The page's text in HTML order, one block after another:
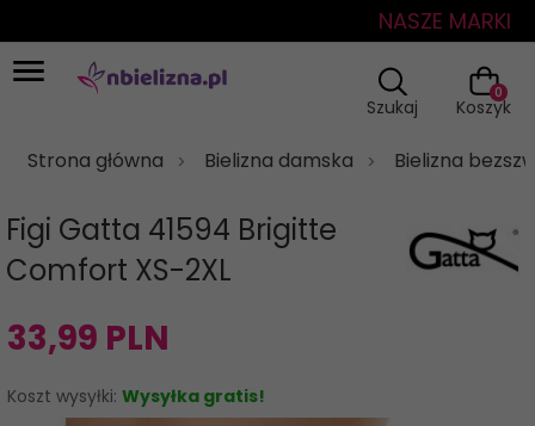
NASZE MARKI
Szukaj Koszyk
0
Strona główna Bielizna damska Bielizna
Figi Gatta 41594 Brigitte
Comfort XS-2XL
33,99 PLN
Koszt wysyłki: Wysyłka gratis!